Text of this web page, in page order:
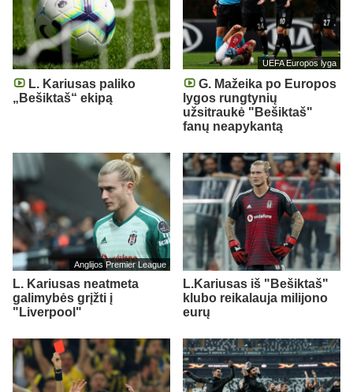
L. Kariusas paliko
„Bešiktaš“ ekipą
UEFA Europos lyga
G. Mažeika po Europos
lygos rungtynių
užsitraukė "Bešiktaš"
fanų neapykantą
Anglijos Premier League
L. Kariusas neatmeta
galimybės grįžti į
"Liverpool"
L.Kariusas iš "Bešiktaš"
klubo reikalauja milijono
eurų